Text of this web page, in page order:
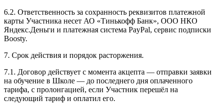
6.2. Ответственность за сохранность реквизитов платежной
карты Участника несет АО «Тинькофф Банк», ООО НКО
Яндекс.Деньги и платежная система PayPal, сервис подписки
Boosty.
7. Срок действия и порядок расторжения.
7.1. Договор действует с момента акцепта — отправки заявки
на обучение в Школе — до последнего дня оплаченного
тарифа, с пролонгацией, если Участник перешёл на
следующий тариф и оплатил его.